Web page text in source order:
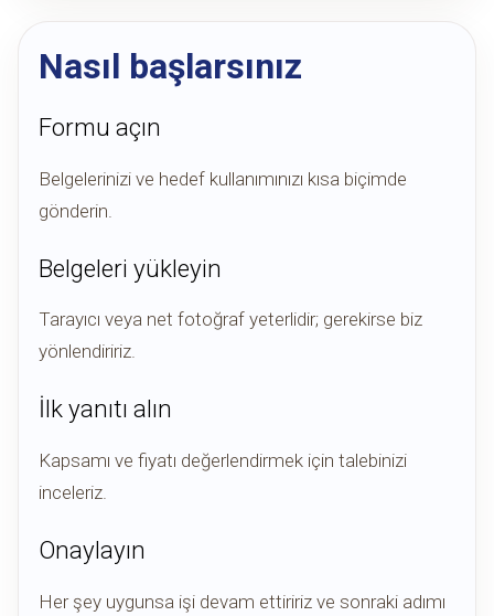
Nasıl başlarsınız
Formu açın
Belgelerinizi ve hedef kullanımınızı kısa biçimde
gönderin.
Belgeleri yükleyin
Tarayıcı veya net fotoğraf yeterlidir; gerekirse biz
yönlendiririz.
İlk yanıtı alın
Kapsamı ve fiyatı değerlendirmek için talebinizi
inceleriz.
Onaylayın
Her şey uygunsa işi devam ettiririz ve sonraki adımı